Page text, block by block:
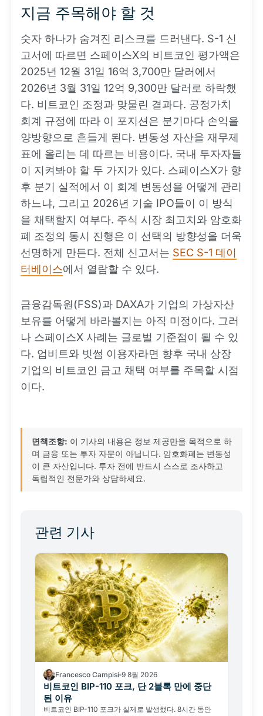
지금 주목해야 할 것
숫자 하나가 숨겨진 리스크를 드러낸다. S-1 신
고서에 따르면 스페이스X의 비트코인 평가액은
2025년 12월 31일 16억 3,700만 달러에서
2026년 3월 31일 12억 9,300만 달러로 하락했
다. 비트코인 조정과 맞물린 결과다. 공정가치
회계 규정에 따라 이 포지션은 분기마다 손익을
양방향으로 흔들게 된다. 변동성 자산을 재무제
표에 올리는 데 따르는 비용이다. 국내 투자자들
이 지켜봐야 할 두 가지가 있다. 스페이스X가 향
후 분기 실적에서 이 회계 변동성을 어떻게 관리
하느냐, 그리고 2026년 기술 IPO들이 이 방식
을 채택할지 여부다. 주식 시장 최고치와 암호화
폐 조정의 동시 진행은 이 선택의 방향성을 더욱
선명하게 만든다. 전체 신고서는 SEC S-1 데이
터베이스에서 열람할 수 있다.
금융감독원(FSS)과 DAXA가 기업의 가상자산
보유를 어떻게 바라볼지는 아직 미정이다. 그러
나 스페이스X 사례는 글로벌 기준점이 될 수 있
다. 업비트와 빗썸 이용자라면 향후 국내 상장
기업의 비트코인 금고 채택 여부를 주목할 시점
이다.
면책조항: 이 기사의 내용은 정보 제공만을 목적으로 하
며 금융 또는 투자 자문이 아닙니다. 암호화폐는 변동성
이 큰 자산입니다. 투자 전에 반드시 스스로 조사하고
독립적인 전문가와 상담하세요.
관련 기사
Francesco Campisi 9 8월 2026
비트코인 BIP-110 포크, 단 2블록 만에 중단
된 이유
비트코인 BIP-110 포크가 실제로 발생했다. 8시간 동안